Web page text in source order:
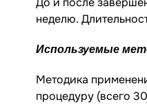
неделю.
Используемые
Методика
процедуру (всего